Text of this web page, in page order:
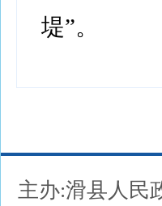
堤”。
主办:滑县人民